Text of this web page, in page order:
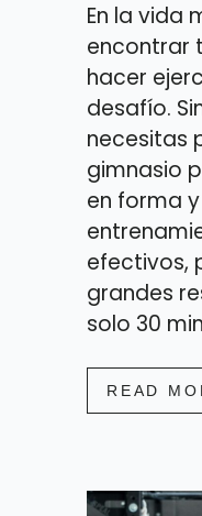
En la vida
encontrar
hacer
desafío.
necesitas
gimnasio
en forma
efectivos,
grandes
solo 30
READ